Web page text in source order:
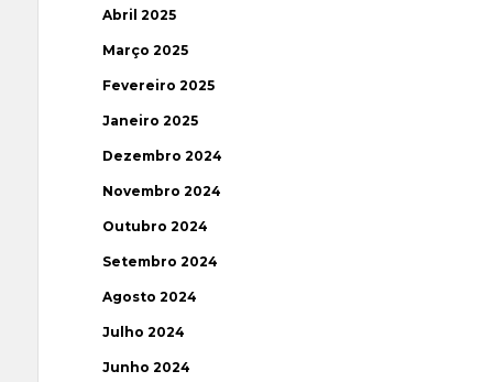
Abril 2025
Março 2025
Fevereiro 2025
Janeiro 2025
Dezembro 2024
Novembro 2024
Outubro 2024
Setembro 2024
Agosto 2024
Julho 2024
Junho 2024